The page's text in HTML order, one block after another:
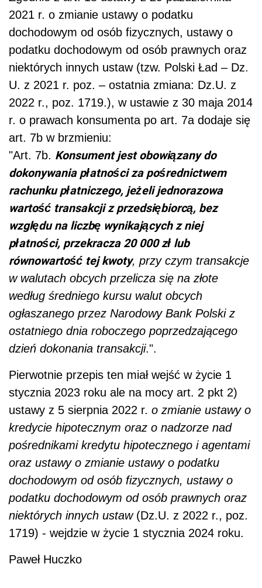
2021 r. o zmianie ustawy o podatku
dochodowym od osób fizycznych, ustawy o
podatku dochodowym od osób prawnych oraz
niektórych innych ustaw (tzw. Polski Ład – Dz.
U. z 2021 r. poz. – ostatnia zmiana: Dz.U. z
2022 r., poz. 1719.), w ustawie z 30 maja 2014
r. o prawach konsumenta po art. 7a dodaje się
art. 7b w brzmieniu:
"Art. 7b. Konsument jest obowiązany do
dokonywania płatności za pośrednictwem
rachunku płatniczego, jeżeli jednorazowa
wartość transakcji z przedsiębiorcą, bez
względu na liczbę wynikających z niej
płatności, przekracza 20 000 zł lub
równowartość tej kwoty, przy czym transakcje
w walutach obcych przelicza się na złote
według średniego kursu walut obcych
ogłaszanego przez Narodowy Bank Polski z
ostatniego dnia roboczego poprzedzającego
dzień dokonania transakcji.".
Pierwotnie przepis ten miał wejść w życie 1
stycznia 2023 roku ale na mocy art. 2 pkt 2)
ustawy z 5 sierpnia 2022 r. o zmianie ustawy o
kredycie hipotecznym oraz o nadzorze nad
pośrednikami kredytu hipotecznego i agentami
oraz ustawy o zmianie ustawy o podatku
dochodowym od osób fizycznych, ustawy o
podatku dochodowym od osób prawnych oraz
niektórych innych ustaw (Dz.U. z 2022 r., poz.
1719) - wejdzie w życie 1 stycznia 2024 roku.
Paweł Huczko